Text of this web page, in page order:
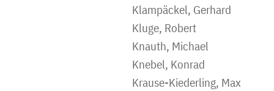
Klampäckel, Gerhard
Kluge, Robert
Knauth, Michael
Knebel, Konrad
Krause-Kiederling, Max